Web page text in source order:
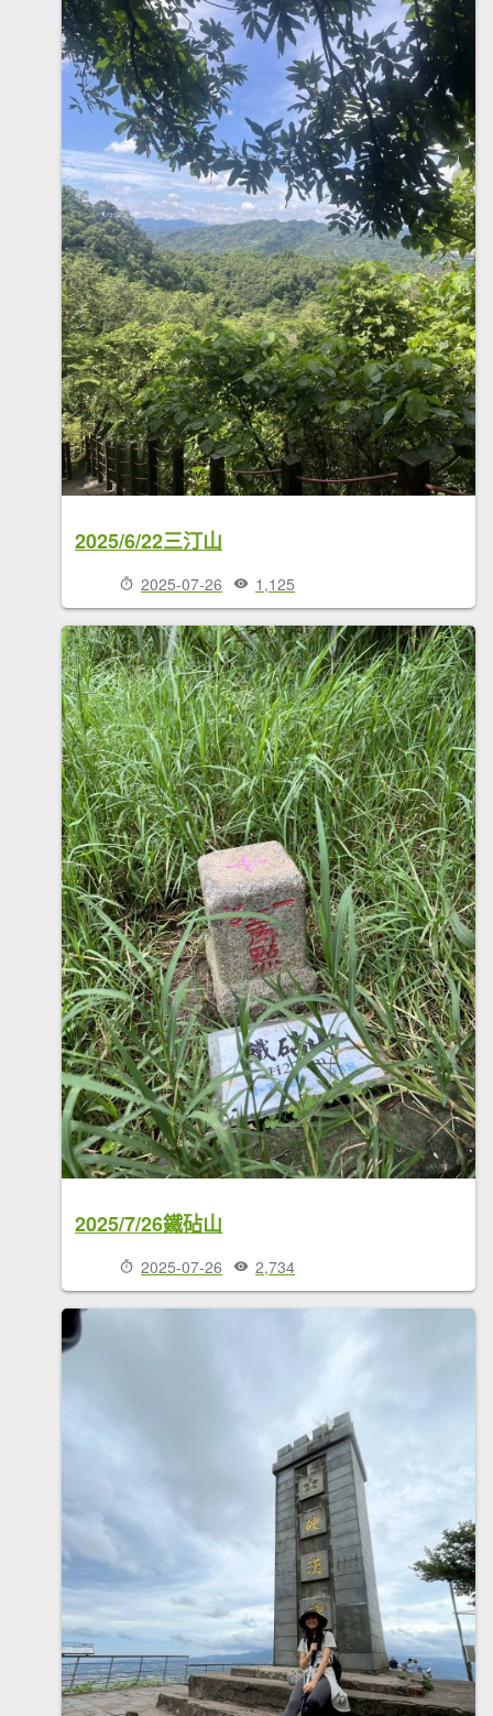
2025/6/22三汀山
2025-07-26 1,125
2025/7/26鐵砧山
2025-07-26 2,734